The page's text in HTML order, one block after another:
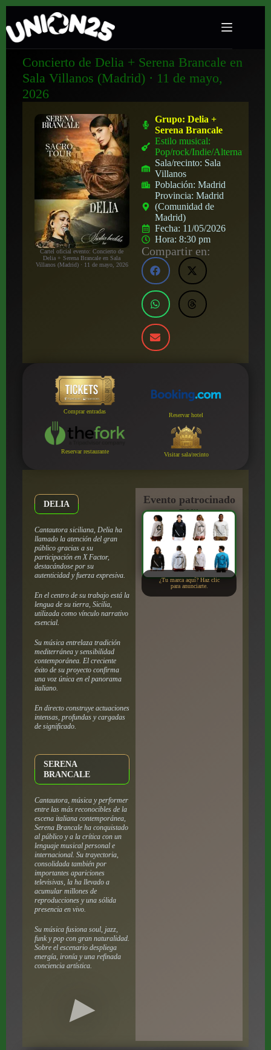
Concierto de Delia + Serena Brancale en
Sala Villanos (Madrid) · 11 de mayo,
2026
Cartel oficial evento: Concierto de
Delia + Serena Brancale en Sala
Villanos (Madrid) · 11 de mayo, 2026
Grupo:Delia +
Serena Brancale
Estilo musical:
Pop/rock/Indie/Alternativo
Sala/recinto: Sala
Villanos
Población:Madrid
Provincia:Madrid
(Comunidad de
Madrid)
Fecha: 11/05/2026
Hora:8:30 pm
Compartir en:
Comprar entradas
Reservar hotel
Reservar restaurante Visitar sala/recinto
DELIA
Cantautora siciliana, Delia ha
llamado la atención del gran
público gracias a su
participación en X Factor,
destacándose por su
autenticidad y fuerza expresiva.
En el centro de su trabajo está la
lengua de su tierra, Sicilia,
utilizada como vínculo narrativo
esencial.
Su música entrelaza tradición
mediterránea y sensibilidad
contemporánea. El creciente
éxito de su proyecto confirma
una voz única en el panorama
italiano.
En directo construye actuaciones
intensas, profundas y cargadas
de significado.
SERENA
BRANCALE
Cantautora, música y performer
entre las más reconocibles de la
escena italiana contemporánea,
Serena Brancale ha conquistado
al público y a la crítica con un
lenguaje musical personal e
internacional. Su trayectoria,
consolidada también por
importantes apariciones
televisivas, la ha llevado a
acumular millones de
reproducciones y una sólida
presencia en vivo.
Su música fusiona soul, jazz,
funk y pop con gran naturalidad.
Sobre el escenario despliega
energía, ironía y una refinada
conciencia artística.
Evento patrocinado
por:
¿Tu marca aquí? Haz clic
para anunciarte.